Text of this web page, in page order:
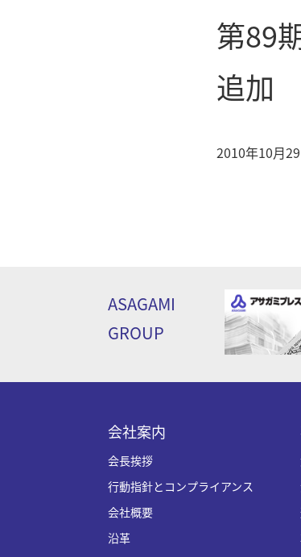
第89
追加
2010年10月
ASAGAMI
GROUP
会社案内
会長挨拶
行動指針とコンプライアンス
会社概要
沿革